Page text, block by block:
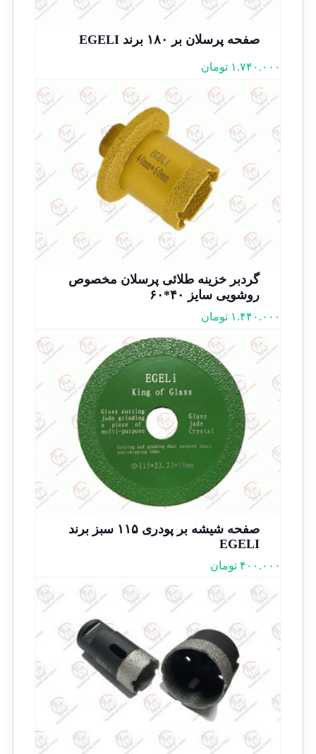
صفحه پرسلان بر ۱۸۰ برند EGELI
۱.۷۴۰.۰۰۰ تومان
گردبر خزینه طلائی پرسلان مخصوص
روشویی سایز ۴۰*۶۰
۱.۴۴۰.۰۰۰ تومان
صفحه شیشه بر پودری ۱۱۵ سبز برند
EGELI
۴۰۰.۰۰۰ تومان